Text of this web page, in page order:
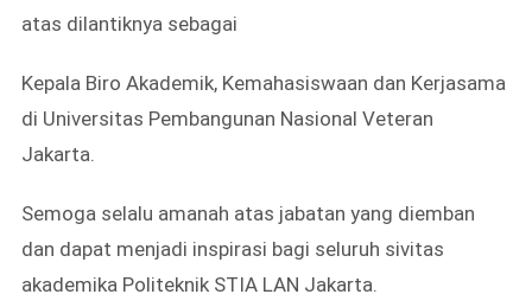
atas dilantiknya sebagai
Kepala Biro Akademik, Kemahasiswaan dan Kerjasama
di Universitas Pembangunan Nasional Veteran
Jakarta.
Semoga selalu amanah atas jabatan yang diemban
dan dapat menjadi inspirasi bagi seluruh sivitas
akademika Politeknik STIA LAN Jakarta.